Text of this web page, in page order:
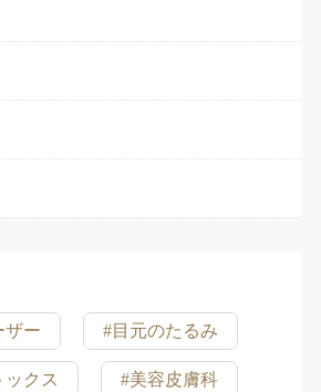
ザー #目元のたるみ
クス #美容皮膚科